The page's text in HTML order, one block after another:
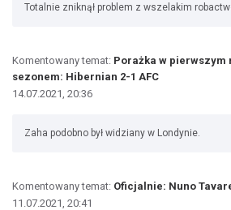
Totalnie zniknął problem z wszelakim
Komentowany temat: Porażka w pierwszym
sezonem: Hibernian 2-1 AFC
14.07.2021, 20:36
Zaha podobno był widziany w Londynie.
Komentowany temat: Oficjalnie: Nuno
11.07.2021, 20:41